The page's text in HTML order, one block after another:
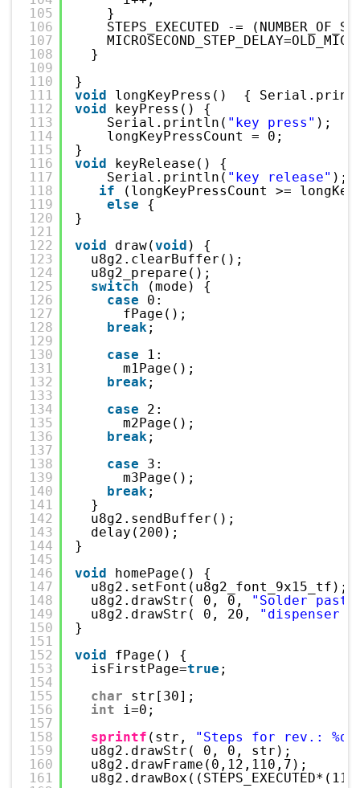
105
106
107
108
109
110
111
112
113
114
115
116
117
118
119
120
121
122
123
124
125
126
127
128
129
130
131
132
133
134
135
136
137
138
139
140
141
142
143
144
145
146
147
148
149
150
151
152
153
154
155
156
157
158
159
160
161
}
STEPS_EXECUTED -=
}
}
void
longKeyPress()  {
void
keyPress() {
Serial.println( "key press" );
longKeyPressCount = 0;
}
void
keyRelease() {
Serial.println( "key release" );
if
(longKeyPressCount >=
else
{
}
void
draw(void ) {
u8g2.clearBuffer();
u8g2_prepare();
switch
(mode) {
case
0:
fPage();
break ;
case
1:
m1Page();
break ;
case
2:
m2Page();
break ;
case
3:
m3Page();
break ;
}
u8g2.sendBuffer();
delay(200);
}
void
homePage() {
u8g2.setFont(u8g2_font_9x15_tf);
u8g2.drawStr( 0, 0,
"Solder
u8g2.drawStr( 0, 20,
"dispenser
}
void
fPage() {
isFirstPage=true ;
char
str[30];
int
i=0;
sprintf (str, "Steps for rev.: %d"
u8g2.drawStr( 0, 0, str);
u8g2.drawFrame(0,12,110,7);